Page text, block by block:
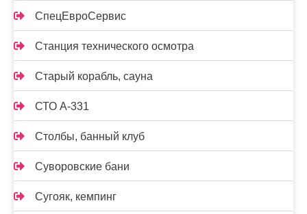
СпецЕвроСервис
Станция технического осмотра
Старый корабль, сауна
СТО А-331
Столбы, банный клуб
Суворовские бани
Сугояк, кемпинг